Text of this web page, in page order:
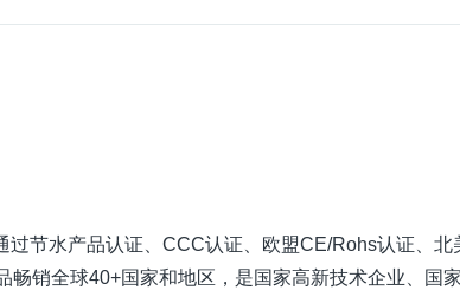
节水产品认证、CCC认证、欧盟CE/Rohs认证、
销全球40+国家和地区，是国家高新技术企业、国